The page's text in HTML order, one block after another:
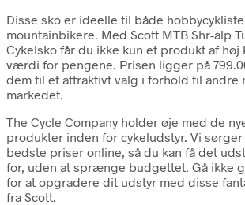
Disse sko er ideelle til både
mountainbikere. Med Scott MTB Shr-alp
Cykelsko får du ikke kun et produkt af høj
værdi for pengene. Prisen ligger på
dem til et attraktivt valg i forhold til andre
markedet.
The Cycle Company holder øje med de
produkter inden for cykeludstyr. Vi
bedste priser online, så du kan få det
for, uden at sprænge budgettet. Gå ikke
for at opgradere dit udstyr med disse
fra Scott.